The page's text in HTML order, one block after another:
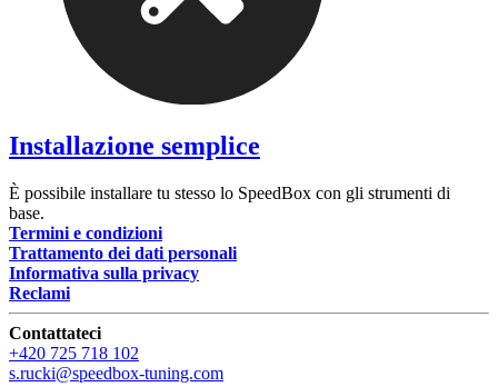
Installazione semplice
È possibile installare tu stesso lo SpeedBox con gli strumenti di
base.
Termini e condizioni
Trattamento dei dati personali
Informativa sulla privacy
Reclami
Contattateci
+420 725 718 102
s.rucki@speedbox-tuning.com